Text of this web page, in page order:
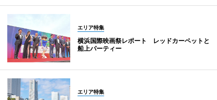
エリア特集
横浜国際映画祭レポート レッドカーペットと
船上パーティー
エリア特集